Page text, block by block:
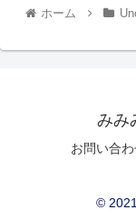
ホーム
みみ
お問い合
©